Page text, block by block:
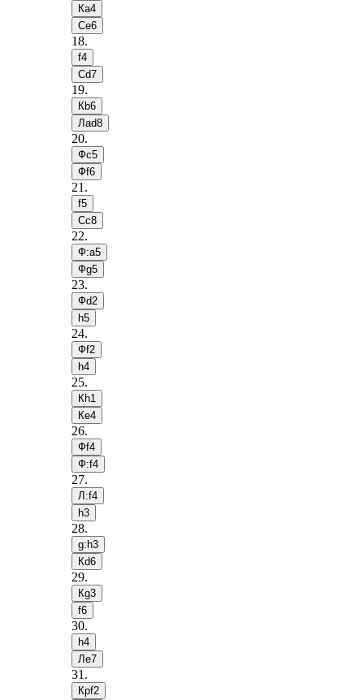
Кa4
Сe6
18.
f4
Сd7
19.
Кb6
Лad8
20.
Фc5
Фf6
21 .
f5
Сc8
22.
Ф:a5
Фg5
23.
Фd2
h5
24.
Фf2
h4
25.
Кh1
Кe4
26.
Фf4
Ф:f4
27.
Л:f4
h3
28.
g:h3
Кd6
29.
Кg3
f6
30.
h4
Лe7
31 .
Крf2